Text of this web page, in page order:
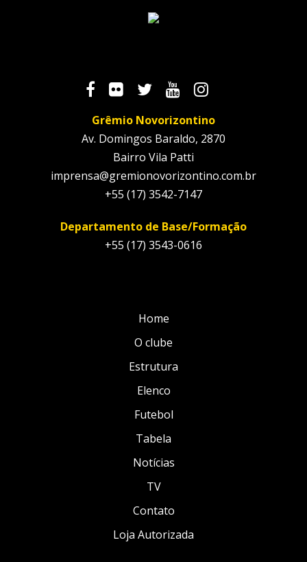
Grêmio Novorizontino
Av. Domingos Baraldo, 2870
Bairro Vila Patti
imprensa@gremionovorizontino.com.br
+55 (17) 3542-7147
Departamento de Base/Formação
+55 (17) 3543-0616
Home
O clube
Estrutura
Elenco
Futebol
Tabela
Notícias
TV
Contato
Loja Autorizada